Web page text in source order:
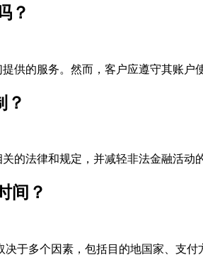
？
供的服务。然而，客户应遵守其账户
？
的法律和规定，并减轻非法金融活
间？
决于多个因素，包括目的地国家、支